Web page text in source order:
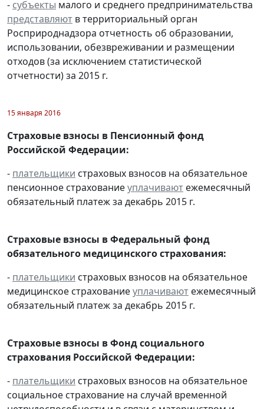
- субъекты малого и среднего предпринимательства
представляют в территориальный орган
Росприроднадзора отчетность об образовании,
использовании, обезвреживании и размещении
отходов (за исключением статистической
отчетности) за 2015 г.
15 января 2016
Страховые взносы в Пенсионный фонд
Российской Федерации:
- плательщики страховых взносов на обязательное
пенсионное страхованиеуплачивают ежемесячный
обязательный платеж за декабрь 2015 г.
Страховые взносы в Федеральный фонд
обязательного медицинского страхования:
- плательщики страховых взносов на обязательное
медицинское страхованиеуплачивают ежемесячный
обязательный платеж за декабрь 2015 г.
Страховые взносы в Фонд социального
страхования Российской Федерации:
- плательщики страховых взносов на обязательное
социальное страхование на случай временной